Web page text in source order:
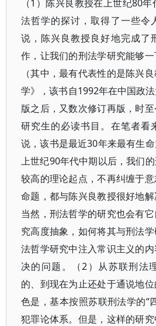
（1）陈兴良教授在上世纪80
法哲学的探讨，取得了一些令
说，陈兴良教授良好地完成了
作，让我们的刑法学研究能够一
（其中，最有代表性的是陈兴
学》，该书自1992年在中国政
版之后，又数次修订再版，时
研究生的必读书目。在笔者看
说，该书是最近30年来最有生
上世纪90年代中期以后，我们
较高的理论起点，不再纠缠于
命题，都与陈兴良教授很好地解
当然，刑法哲学的研究也会有
究高度抽象，如何将其与刑法
法哲学研究中注入常识主义的
决的问题。（2）从苏联刑法
的、到现在为止还处于通说地
色是，基本按照苏联刑法学的“
犯罪论体系。但是，这样的研